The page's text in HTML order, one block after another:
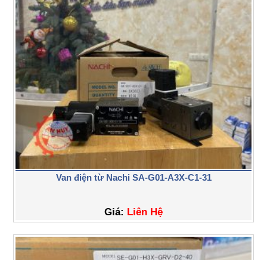
Van điện từ Nachi SA-G01-A3X-C1-31
Giá: Liên Hệ